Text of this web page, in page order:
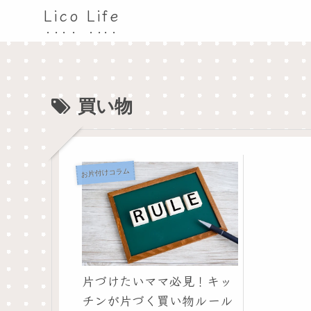
Lico Life
買い物
お片付けコラム
片づけたいママ必見！キッ
チンが片づく買い物ルール